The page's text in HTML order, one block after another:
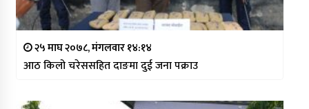
२५ माघ २०७८, मंगलवार १४:१४
आठ किलो चरेससहित दाङमा दुई जना पक्राउ